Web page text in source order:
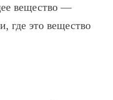
вещество —
где это вещество